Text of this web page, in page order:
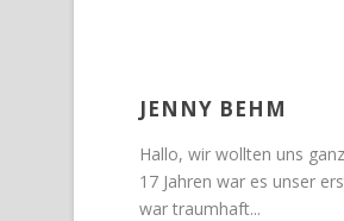
JENNY BEHM
Hallo, wir wollten uns
17 Jahren war es unser
war traumhaft...